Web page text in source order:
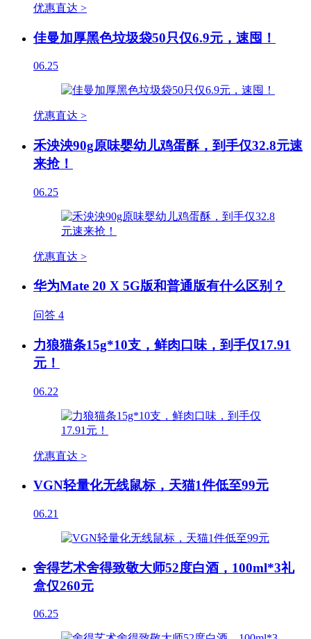
优惠直达 >
佳曼加厚黑色垃圾袋50只仅6.9元，速囤！
06.25
优惠直达 >
禾泱泱90g原味婴幼儿鸡蛋酥，到手仅32.8元速
来抢！
06.25
优惠直达 >
华为Mate 20 X 5G版和普通版有什么区别？
问答 4
力狼猫条15g*10支，鲜肉口味，到手仅17.91
元！
06.22
优惠直达 >
VGN轻量化无线鼠标，天猫1件低至99元
06.21
舍得艺术舍得致敬大师52度白酒，100ml*3礼
盒仅260元
06.25